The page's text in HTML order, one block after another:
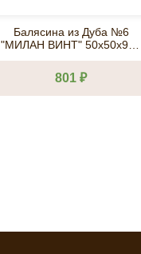
Балясина из Дуба №6
"МИЛАН ВИНТ" 50х50х900
801 ₽